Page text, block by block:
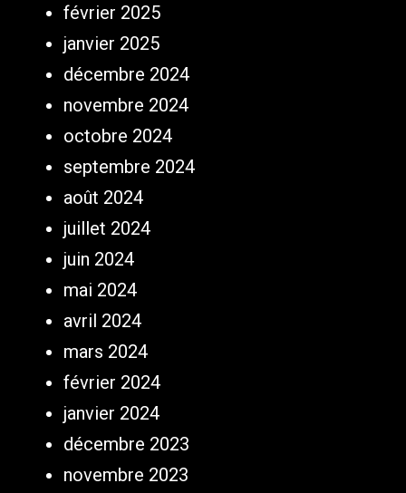
février 2025
janvier 2025
décembre 2024
novembre 2024
octobre 2024
septembre 2024
août 2024
juillet 2024
juin 2024
mai 2024
avril 2024
mars 2024
février 2024
janvier 2024
décembre 2023
novembre 2023